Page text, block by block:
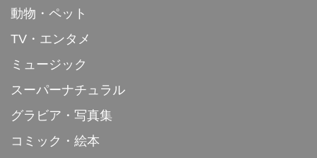
動物・ペット
TV・エンタメ
ミュージック
スーパーナチュラル
グラビア・写真集
コミック・絵本